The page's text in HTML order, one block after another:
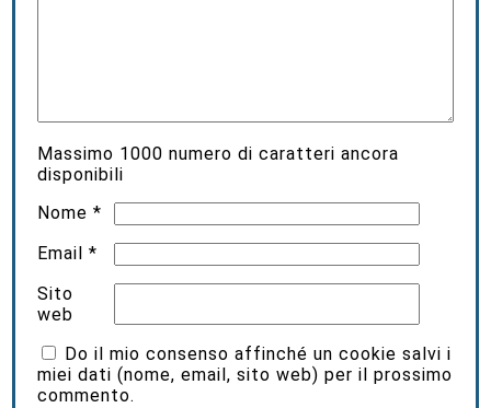
Massimo 1000 numero di caratteri ancora
disponibili
Nome*
Email*
Sito
web
Do il mio consenso affinché un cookie salvi i
miei dati (nome, email, sito web) per il prossimo
commento.